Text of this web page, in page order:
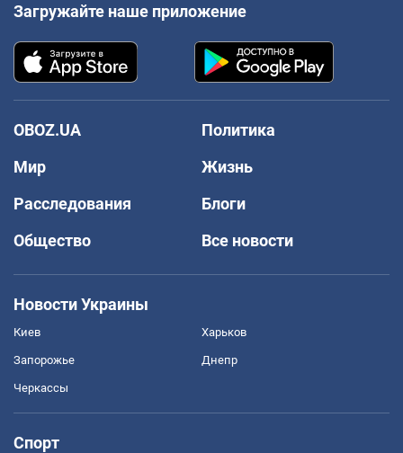
Загружайте наше приложение
OBOZ.UA
Политика
Мир
Жизнь
Расследования
Блоги
Общество
Все новости
Новости Украины
Киев Харьков
Запорожье Днепр
Черкассы
Спорт